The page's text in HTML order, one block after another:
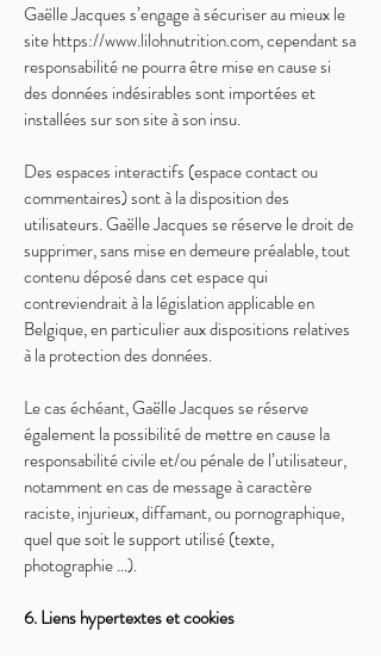
Gaëlle Jacques s’engage à sécuriser au mieux le
sitehttps://www.lilohnutrition.com, cependant sa
responsabilité ne pourra être mise en cause si
des données indésirables sont importées et
installées sur son site à son insu.
Des espaces interactifs (espace contact ou
commentaires) sont à la disposition des
utilisateurs. Gaëlle Jacques se réserve le droit de
supprimer, sans mise en demeure préalable, tout
contenu déposé dans cet espace qui
contreviendrait à la législation applicable en
Belgique, en particulier aux dispositions relatives
à la protection des données.
Le cas échéant, Gaëlle Jacques se réserve
également la possibilité de mettre en cause la
responsabilité civile et/ou pénale de l’utilisateur,
notamment en cas de message à caractère
raciste, injurieux, diffamant, ou pornographique,
quel que soit le support utilisé (texte,
photographie …).
6. Liens hypertextes et cookies